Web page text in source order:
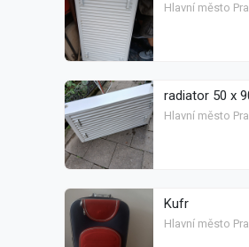
Hlavní město
radiator 50 x
Hlavní město
Kufr
Hlavní město